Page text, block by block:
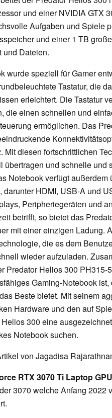
und einer NVIDIA GTX
Aufgaben und Spiele
und einer 1 TB
und Dateien.
wurde speziell für Gamer
Tastatur, die
erleichtert. Die Tastatur
die einen schnellen und
ermöglichen. Das
Mit diesen fortschrittlichen
übertragen und schnelle und
Notebook verfügt außerdem
darunter HDMI, USB-A und
Peripheriegeräten und
betrifft, so bietet das
mit einer einzigen Ladung.
die es dem
wieder aufzuladen.
Predator Helios 300 PH315-
Gaming-Notebook
Beste bietet. Mit seinem
Hardware und den auf
300 eine
Notebook suchen.
von Jagadisa
RTX 3070 Ti Laptop GPU
3070 welche Anfang 2022